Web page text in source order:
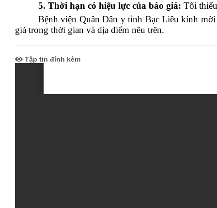
5. Thời hạn có hiệu lực của báo giá: Tối
Bệnh viện Quân Dân y tỉnh Bạc Liêu kính
giá trong thời gian và địa điểm nêu trên.
Tập tin đính kèm